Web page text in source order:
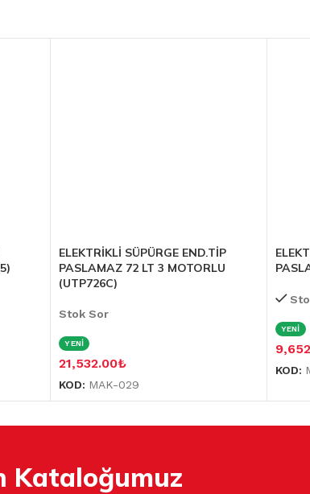
ELEKTRİKLİ SÜPÜRGE END.TİP
PASLAMAZ 72 LT 3 MOTORLU
(UTP726C)
Stok Sor
YENİ
21,532.00₺
KOD: MAK-029
YENİ
KOD:
Kataloğumuz